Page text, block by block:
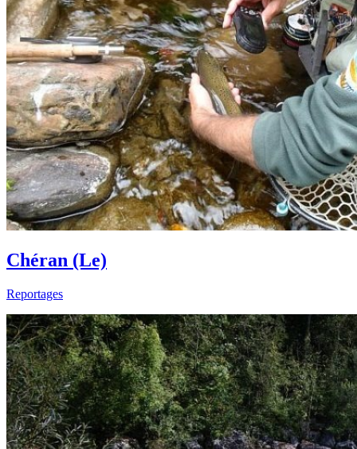
Chéran (Le)
Reportages